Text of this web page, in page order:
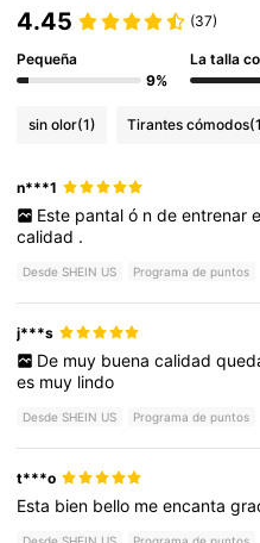
4.45 (37)
Pequeña
9%
La talla
sin olor(1) Tirantes cómodos
n***1
Este pantal ó n de entrenar
calidad .
Desde SHEIN US Programa de puntos
j***s
De muy buena calidad
es muy lindo
Desde SHEIN US Programa de puntos
t***o
Esta bien bello meencanta